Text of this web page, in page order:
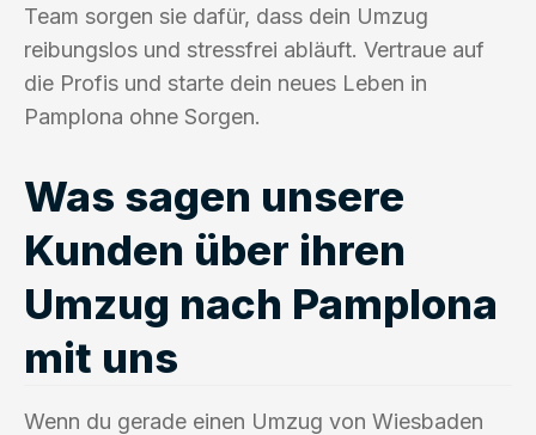
Team sorgen sie dafür, dass dein Umzug
reibungslos und stressfrei abläuft. Vertraue auf
die Profis und starte dein neues Leben in
Pamplona ohne Sorgen.
Was sagen unsere
Kunden über ihren
Umzug nach Pamplona
mit uns
Wenn du gerade einen Umzug von Wiesbaden